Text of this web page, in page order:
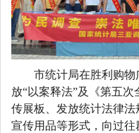
市统计局在胜利购
放“以案释法”及《第五
传展板、发放统计法律法
宣传用品等形式，向过